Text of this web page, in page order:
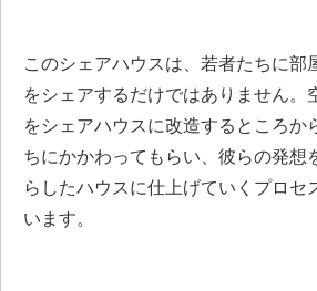
このシェアハウスは、若者たちに部
をシェアするだけではありません。
をシェアハウスに改造するところか
ちにかかわってもらい、彼らの発想
らしたハウスに仕上げていくプロセ
います。